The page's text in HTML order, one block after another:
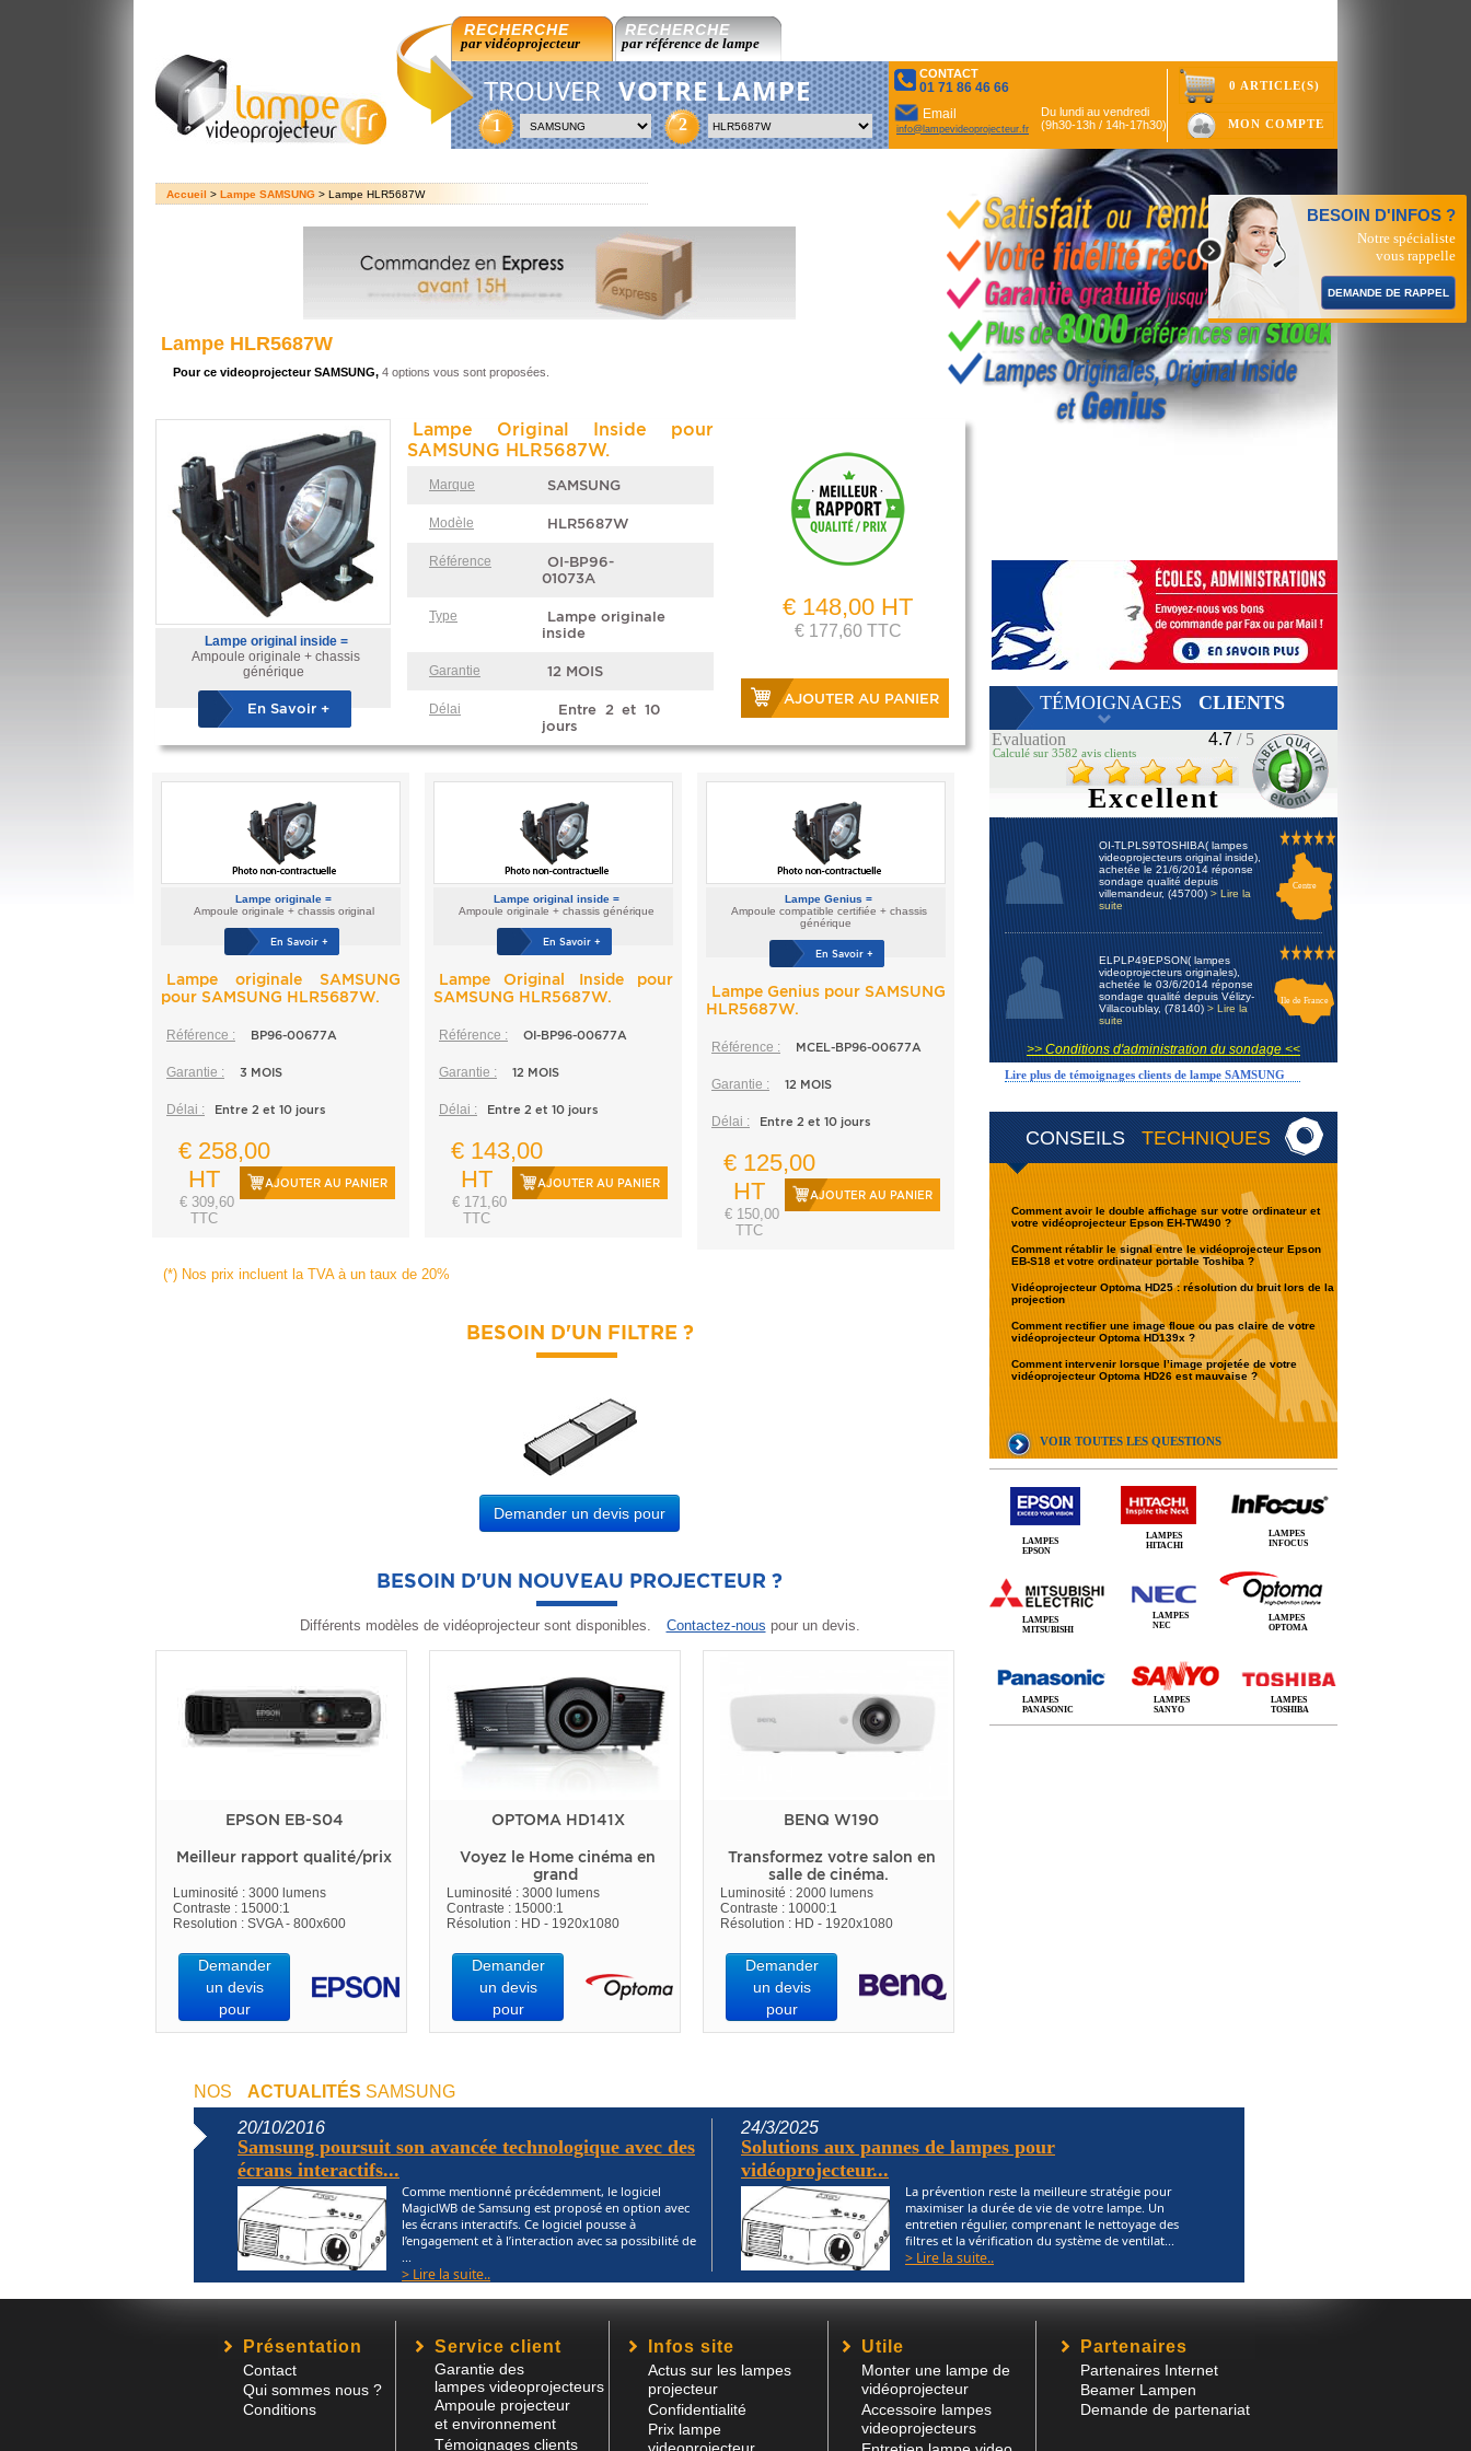
RECHERCHE
par vidéoprojecteur
RECHERCHE
par référence de lampe
TROUVER VOTRE LAMPE
1 2
CONTACT
01 71 86 46 66
Email
info@lampevideoprojecteur.fr
Du lundi au vendredi
(9h30-13h / 14h-17h30)
0 ARTICLE(S)
MON COMPTE
Accueil > Lampe SAMSUNG > Lampe HLR5687W
CONSEILS TECHNIQUES
BESOIN D'INFOS ?
Notre spécialiste
vous rappelle
DEMANDE DE RAPPEL
Comment avoir le double affichage sur votre ordinateur et
votre vidéoprojecteur Epson EH-TW490 ?
Comment rétablir le signal entre le vidéoprojecteur Epson
EB-S18 et votre ordinateur portable Toshiba ?
Vidéoprojecteur Optoma HD25 : résolution du bruit lors de la
projection
Comment rectifier une image floue ou pas claire de votre
vidéoprojecteur Optoma HD139x ?
Comment intervenir lorsque l’image projetée de votre
vidéoprojecteur Optoma HD26 est mauvaise ?
VOIR TOUTES LES QUESTIONS
TÉMOIGNAGES CLIENTS
Evaluation 4.7 / 5
Calculé sur 3582 avis clients
Excellent
OI-TLPLS9TOSHIBA( lampes
videoprojecteurs original inside),
achetée le 21/6/2014 réponse
sondage qualité depuis
villemandeur, (45700) > Lire la
suite
Centre
ELPLP49EPSON( lampes
videoprojecteurs originales),
achetée le 03/6/2014 réponse
sondage qualité depuis Vélizy-
Villacoublay, (78140) > Lire la
suite
Ile de France
>> Conditions d'administration du sondage <<
Lire plus de témoignages clients de lampe SAMSUNG
LAMPES
EPSON
LAMPES
HITACHI
LAMPES
INFOCUS
LAMPES
MITSUBISHI
LAMPES
NEC
LAMPES
OPTOMA
LAMPES
PANASONIC
LAMPES
SANYO
LAMPES
TOSHIBA
Lampe HLR5687W
Pour ce videoprojecteur SAMSUNG, 4 options vous sont proposées.
Lampe original inside =
Ampoule originale + chassis
générique
En Savoir +
Lampe Original Inside pour
SAMSUNG HLR5687W.
Marque SAMSUNG
Modèle HLR5687W
Référence
OI-BP96-
01073A
Type
Lampe originale
inside
Garantie 12 MOIS
Délai
Entre 2 et 10
jours
€ 148,00 HT
€ 177,60 TTC
AJOUTER AU PANIER
Lampe originale =
Ampoule originale + chassis original
En Savoir +
Lampe originale SAMSUNG
pour SAMSUNG HLR5687W.
Référence : BP96-00677A
Garantie : 3 MOIS
Délai : Entre 2 et 10 jours
€ 258,00
HT
€ 309,60
TTC
AJOUTER AU PANIER
Lampe original inside =
Ampoule originale + chassis générique
En Savoir +
Lampe Original Inside pour
SAMSUNG HLR5687W.
Référence : OI-BP96-00677A
Garantie : 12 MOIS
Délai : Entre 2 et 10 jours
€ 143,00
HT
€ 171,60
TTC
AJOUTER AU PANIER
Lampe Genius =
Ampoule compatible certifiée + chassis
générique
En Savoir +
Lampe Genius pour SAMSUNG
HLR5687W.
Référence : MCEL-BP96-00677A
Garantie : 12 MOIS
Délai : Entre 2 et 10 jours
€ 125,00
HT
€ 150,00
TTC
AJOUTER AU PANIER
(*) Nos prix incluent la TVA à un taux de 20%
BESOIN D'UN FILTRE ?
Demander un devis pour
BESOIN D'UN NOUVEAU PROJECTEUR ?
Différents modèles de vidéoprojecteur sont disponibles. Contactez-nous pour un devis.
EPSON EB-S04
Meilleur rapport qualité/prix
Luminosité : 3000 lumens
Contraste : 15000:1
Resolution : SVGA - 800x600
Demander
un devis
pour
OPTOMA HD141X
Voyez le Home cinéma en
grand
Luminosité : 3000 lumens
Contraste : 15000:1
Résolution : HD - 1920x1080
Demander
un devis
pour
BENQ W190
Transformez votre salon en
salle de cinéma.
Luminosité : 2000 lumens
Contraste : 10000:1
Résolution : HD - 1920x1080
Demander
un devis
pour
NOS ACTUALITÉS SAMSUNG
20/10/2016
Samsung poursuit son avancée technologique avec des
écrans interactifs...
Comme mentionné précédemment, le logiciel
MagiclWB de Samsung est proposé en option avec
les écrans interactifs. Ce logiciel pousse à
l’engagement et à l’interaction avec sa possibilité de
...
> Lire la suite..
24/3/2025
Solutions aux pannes de lampes pour
vidéoprojecteur...
La prévention reste la meilleure stratégie pour
maximiser la durée de vie de votre lampe. Un
entretien régulier, comprenant le nettoyage des
filtres et la vérification du système de ventilat...
> Lire la suite..
Présentation
Contact
Qui sommes nous ?
Conditions
Service client
Garantie des
lampes videoprojecteurs
Ampoule projecteur
et environnement
Témoignages clients
Infos site
Actus sur les lampes
projecteur
Confidentialité
Prix lampe
Utile
Monter une lampe de
vidéoprojecteur
Accessoire lampes
videoprojecteurs
Partenaires
Partenaires Internet
Beamer Lampen
Demande de partenariat